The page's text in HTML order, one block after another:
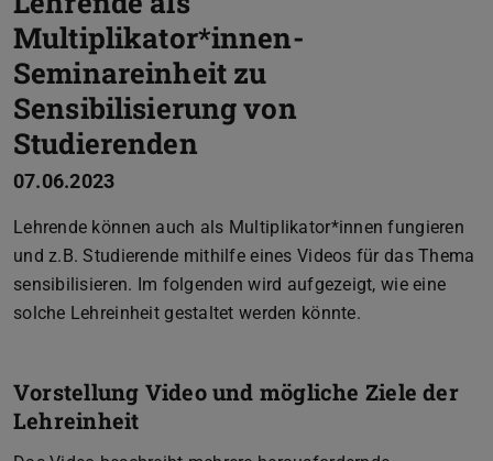
Multiplikator*innen-
Seminareinheit zu
Sensibilisierung von
Studierenden
07.06.2023
Lehrende können auch als Multiplikator*innen fungieren
und z.B. Studierende mithilfe eines Videos für das Thema
sensibilisieren. Im folgenden wird aufgezeigt, wie eine
solche Lehreinheit gestaltet werden könnte.
Vorstellung Video und mögliche Ziele der
Lehreinheit